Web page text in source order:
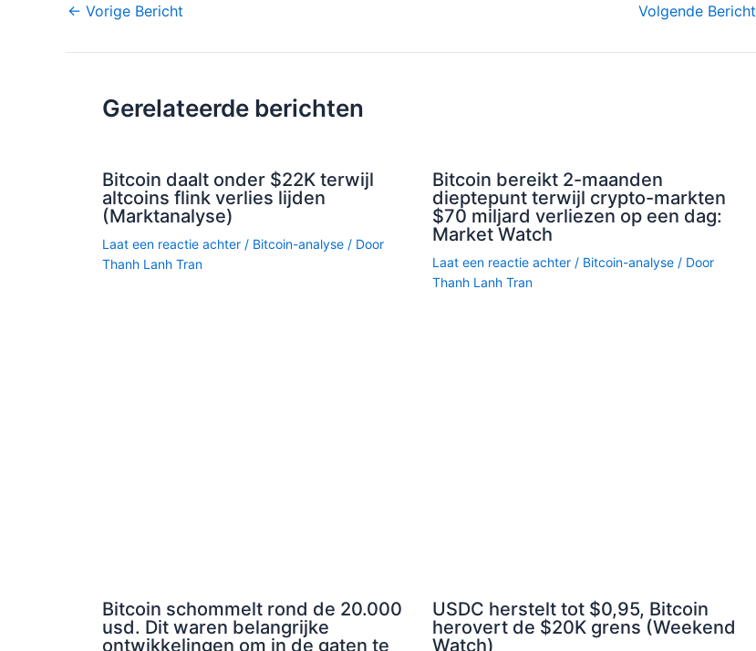
Bericht
← Vorige Bericht Volgende Bericht
Gerelateerde berichten
Bitcoin daalt onder $22K terwijl
altcoins flink verlies lijden
(Marktanalyse)
Laat een reactie achter / Bitcoin-analyse / Door
Thanh Lanh Tran
Bitcoin bereikt 2-maanden
dieptepunt terwijl crypto-markten
$70 miljard verliezen op een dag:
Market Watch
Laat een reactie achter / Bitcoin-analyse / Door
Thanh Lanh Tran
Bitcoin schommelt rond de 20.000
usd. Dit waren belangrijke
ontwikkelingen om in de gaten te
USDC herstelt tot $0,95, Bitcoin
herovert de $20K grens (Weekend
Watch)